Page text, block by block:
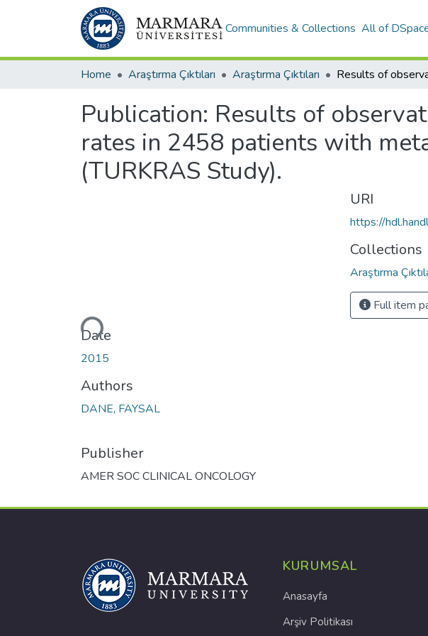
Communities & Collections All of
Home Araştırma Çıktıları Araştırma Çıktıları
Publication: Results of
rates in 2458 patients with
(TURKRAS Study).
Loading...
Date
2015
Authors
DANE, FAYSAL
Publisher
AMER SOC CLINICAL ONCOLOGY
URI
https://
Collections
Araştırma
Full item
KURUMSAL
Anasayfa
Arşiv Politikası